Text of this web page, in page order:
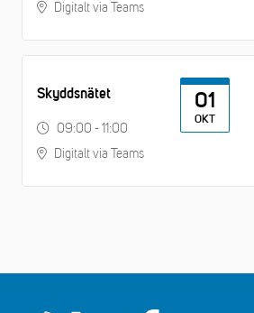
Digitalt via Teams
Skyddsnätet
09:00 - 11:00
Digitalt via Teams
01
OKT